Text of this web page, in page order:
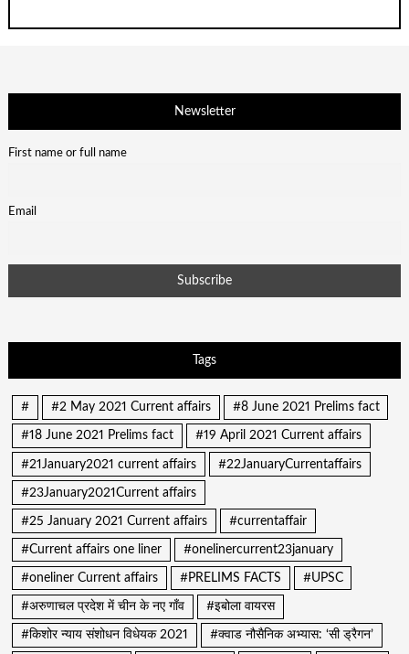
Newsletter
First name or full name
Email
Tags
# #2 May 2021 Current affairs #8 June 2021 Prelims fact
#18 June 2021 Prelims fact #19 April 2021 Current affairs
#21January2021 current affairs #22JanuaryCurrentaffairs
#23January2021Current affairs
#25 January 2021 Current affairs #currentaffair
#Current affairs one liner #onelinercurrent23january
#oneliner Current affairs #PRELIMS FACTS #UPSC
#अरुणाचल प्रदेश में चीन के नए गाँव #इबोला वायरस
#किशोर न्याय संशोधन विधेयक 2021 #क्वाड नौसैनिक अभ्यास: ‘सी ड्रैगन’